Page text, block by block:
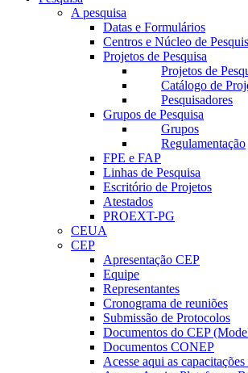
A pesquisa
Datas e Formulários
Centros e Núcleo de
Projetos de Pesquisa
Projetos de
Catálogo de
Pesquisadores
Grupos de Pesquisa
Grupos
Regulamentação
FPE e FAP
Linhas de Pesquisa
Escritório de Projetos
Atestados
PROEXT-PG
CEUA
CEP
Apresentação CEP
Equipe
Representantes
Cronograma de reuniões
Submissão de Protocolos
Documentos do CEP
Documentos CONEP
Acesse aqui as